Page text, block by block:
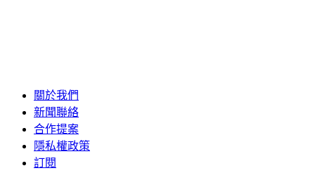
關於我們
新聞聯絡
合作提案
隱私權政策
訂閱